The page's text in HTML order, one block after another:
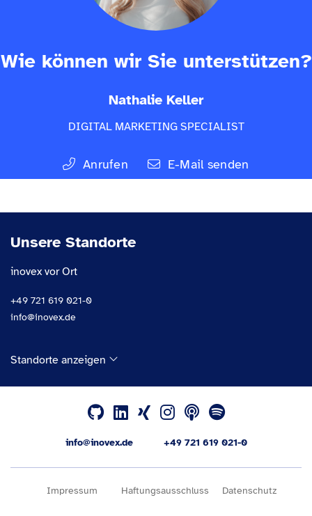
Wie können wir Sie unterstützen?
Nathalie Keller
DIGITAL MARKETING SPECIALIST
Anrufen E-Mail senden
Unsere Standorte
inovex vor Ort
+49 721 619 021-0
info@inovex.de
Standorte anzeigen
info@inovex.de +49 721 619 021-0
Impressum Haftungsausschluss Datenschutz